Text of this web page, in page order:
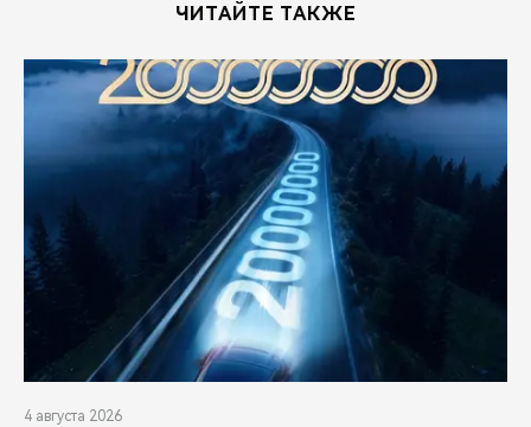
ЧИТАЙТЕ ТАКЖЕ
4 августа 2026